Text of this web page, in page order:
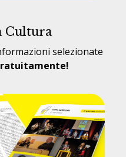
Cultura
selezionate